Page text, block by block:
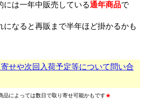
には一年中販売している通年商品で
になると再販まで半年ほど掛かるかも
寄せや次回入荷予定等について問い合
品によっては数日で取り寄せ可能かもです★